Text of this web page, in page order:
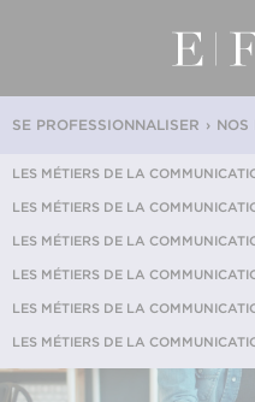
NOS
SE PROFESSIONNALISER
LES MÉTIERS DE LA
LES MÉTIERS DE LA
LES MÉTIERS DE LA
LES MÉTIERS DE LA
LES MÉTIERS DE LA
LES MÉTIERS DE LA